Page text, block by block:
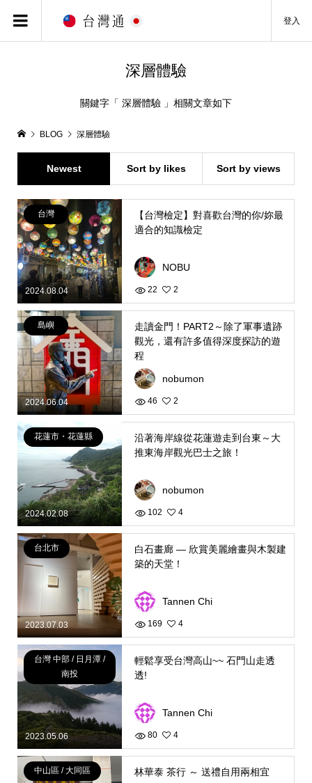
登入
深層體驗
關鍵字「 深層體驗 」相關文章如下
BLOG 深層體驗
Newest Sort by likes Sort by views
2024.08.04
台灣
【台灣檢定】對喜歡台灣的你/妳最
適合的知識檢定
NOBU
22 2
2024.06.04
島嶼
走讀金門！PART2～除了軍事遺跡
觀光，還有許多值得深度探訪的遊
程
nobumon
46 2
2024.02.08
花蓮市・花蓮縣
沿著海岸線從花蓮遊走到台東～大
推東海岸觀光巴士之旅！
nobumon
102 4
2023.07.03
台北市
白石畫廊 — 欣賞美麗繪畫與木製建
築的天堂！
Tannen Chi
169 4
2023.05.06
台灣 中部 / 日月潭 /
南投
輕鬆享受台灣高山~~ 石門山走透
透!
Tannen Chi
80 4
中山區 / 大同區 林華泰 茶行 ～ 送禮自用兩相宜